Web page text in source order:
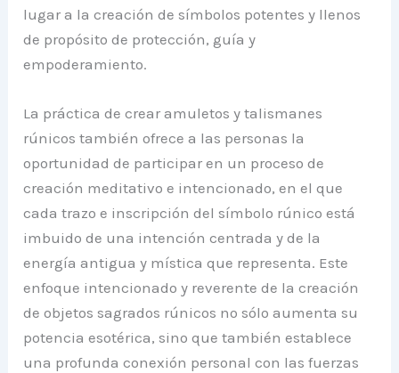
lugar a la creación de símbolos potentes y llenos
de propósito de protección, guía y
empoderamiento.
La práctica de crear amuletos y talismanes
rúnicos también ofrece a las personas la
oportunidad de participar en un proceso de
creación meditativo e intencionado, en el que
cada trazo e inscripción del símbolo rúnico está
imbuido de una intención centrada y de la
energía antigua y mística que representa. Este
enfoque intencionado y reverente de la creación
de objetos sagrados rúnicos no sólo aumenta su
potencia esotérica, sino que también establece
una profunda conexión personal con las fuerzas